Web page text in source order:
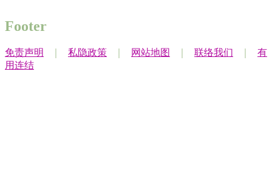
Footer
免责声明 私隐政策 网站地图 联络我们
有
用连结